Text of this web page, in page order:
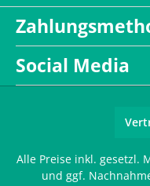
Social Media
Alle Preise inkl. gesetzl.
und ggf.